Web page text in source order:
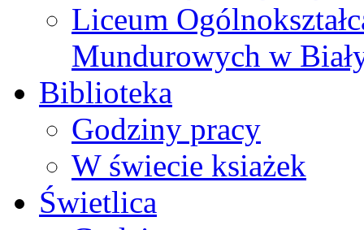
Liceum
Mundurowych w
Biblioteka
Godziny pracy
W świecie ksiażek
Świetlica